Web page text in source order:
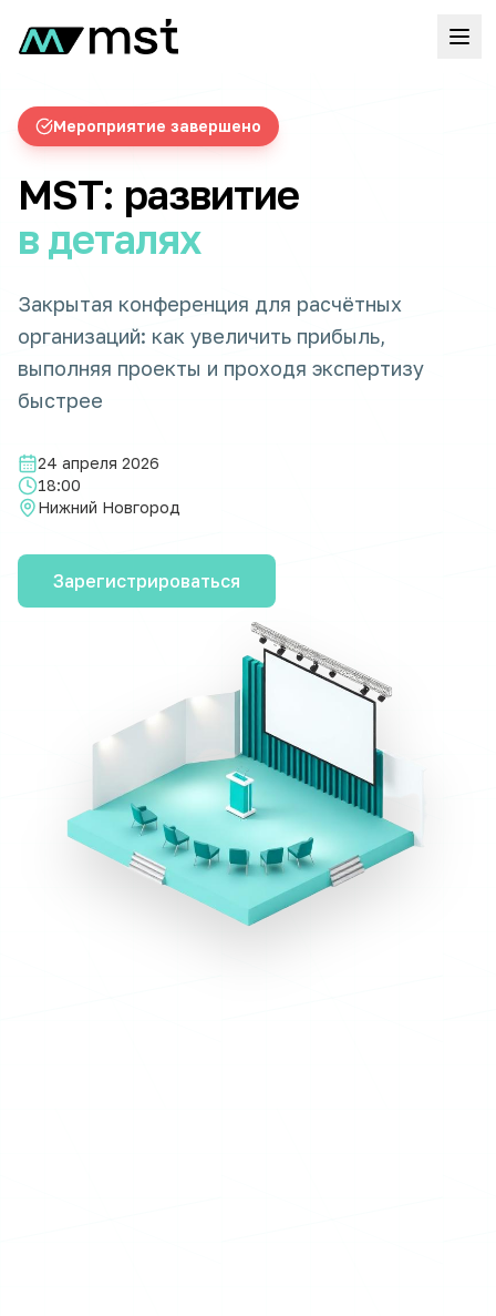
Мероприятие завершено
MST: развитие
в деталях
Закрытая конференция для расчётных
организаций: как увеличить прибыль,
выполняя проекты и проходя экспертизу
быстрее
24 апреля 2026
18:00
Нижний Новгород
Зарегистрироваться